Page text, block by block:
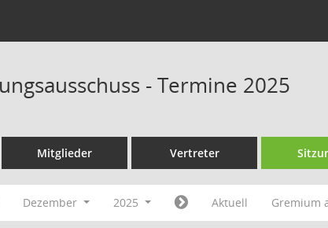
- Termine 2025
Mitglieder Vertreter
Dezember 2025 Aktuell Gremium